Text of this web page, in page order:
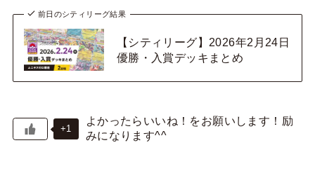
前日のシティリーグ結果
【シティリーグ】2026年2月24日
優勝・入賞デッキまとめ
+1